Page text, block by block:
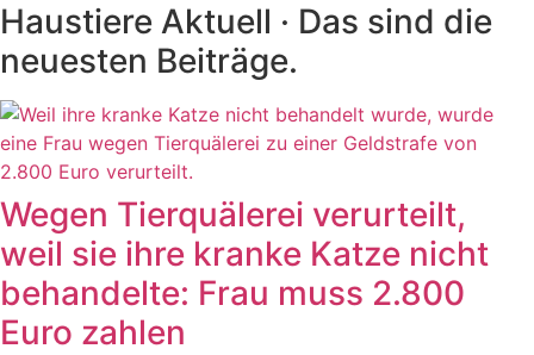
Haustiere Aktuell · Das sind die
neuesten Beiträge.
Wegen Tierquälerei verurteilt,
weil sie ihre kranke Katze nicht
behandelte: Frau muss 2.800
Euro zahlen